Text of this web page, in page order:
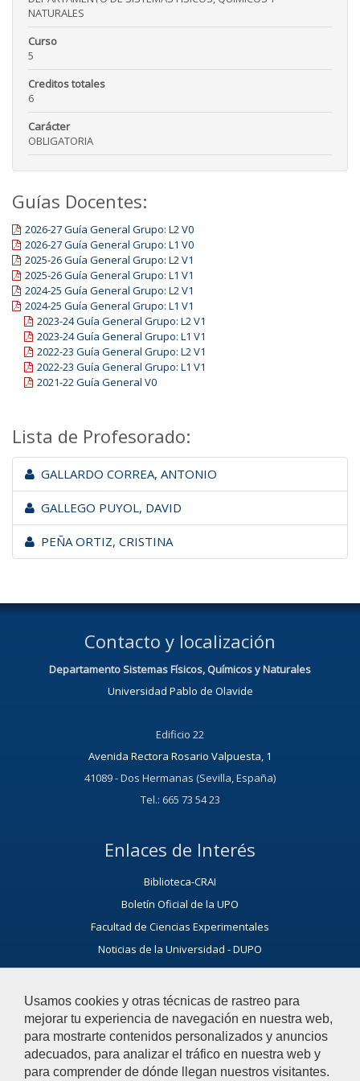
Usamos cookies y otras técnicas de rastreo para
mejorar tu experiencia de navegación en nuestra web,
para mostrarte contenidos personalizados y anuncios
adecuados, para analizar el tráfico en nuestra web y
para comprender de dónde llegan nuestros visitantes.
NATURALES
Curso
5
Creditos totales
6
Carácter
OBLIGATORIA
Guías Docentes:
2026-27 Guía General Grupo: L2 V0
2026-27 Guía General Grupo: L1 V0
2025-26 Guía General Grupo: L2 V1
2025-26 Guía General Grupo: L1 V1
2024-25 Guía General Grupo: L2 V1
2024-25 Guía General Grupo: L1 V1
2023-24 Guía General Grupo: L2 V1
2023-24 Guía General Grupo: L1 V1
2022-23 Guía General Grupo: L2 V1
2022-23 Guía General Grupo: L1 V1
2021-22 Guía General V0
Lista de Profesorado:
GALLARDO CORREA, ANTONIO
GALLEGO PUYOL, DAVID
PEÑA ORTIZ, CRISTINA
Contacto y localización
Departamento Sistemas Físicos, Químicos y Naturales
Universidad Pablo de Olavide
Edificio 22
Avenida Rectora Rosario Valpuesta, 1
41089 - Dos Hermanas (Sevilla, España)
Tel.: 665 73 54 23
Enlaces de Interés
Biblioteca-CRAI
Boletín Oficial de la UPO
Facultad de Ciencias Experimentales
Noticias de la Universidad - DUPO
OTRI - Oficina de Transferencia de Resultados de Investigación
Noticias del Departamento
Ayúdanos a mejorar